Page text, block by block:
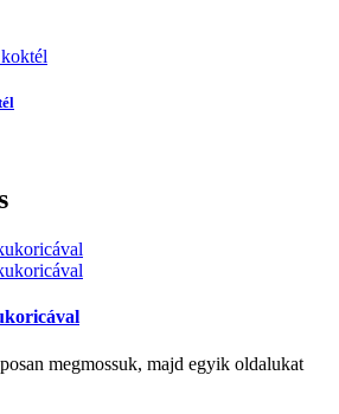
megmossuk, majd egyik oldalukat